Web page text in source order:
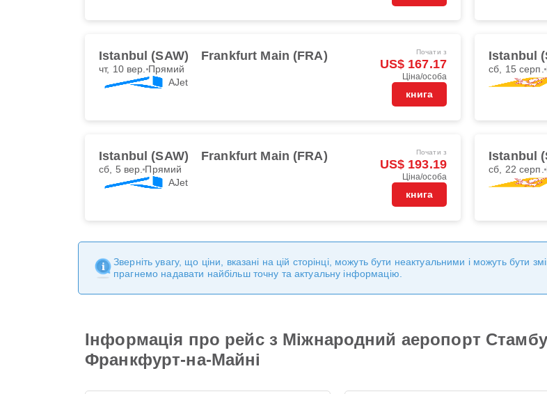
Istanbul (SAW) Frankfurt Main (FRA)
чт, 10 вер. Прямий
AJet
Почати з
US$ 167.17
Ціна/особа
книга
Istanbul
сб, 15 серп.
Istanbul (SAW) Frankfurt Main (FRA)
сб, 5 вер. Прямий
AJet
Почати з
US$ 193.19
Ціна/особа
книга
Istanbul
сб, 22 серп.
Зверніть увагу, що ціни, вказані на цій сторінці, можуть бути неактуальними і можуть бути
прагнемо надавати найбільш точну та актуальну інформацію.
Інформація про рейс з Міжнародний аеропорт
Франкфурт-на-Майні